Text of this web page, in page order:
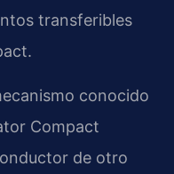
transferibles
conocido
Compact
de otro